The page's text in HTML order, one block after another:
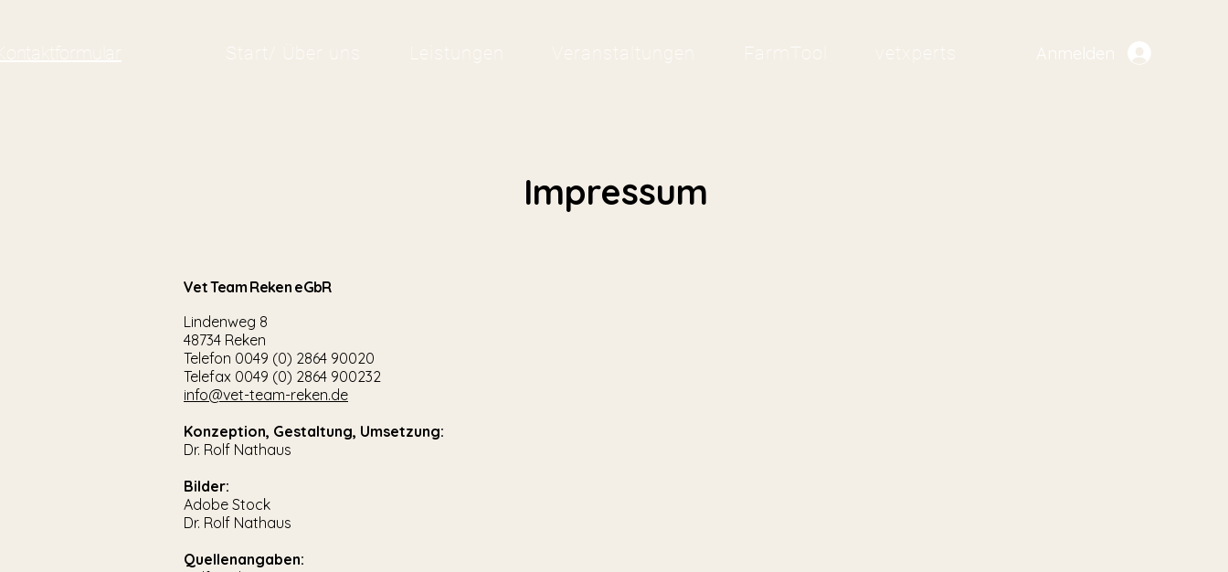
Start/ Über uns Leistungen Veranstaltungen FarmTool vetxperts Anmelden
Impressum
Vet Team Reken eGbR
Lindenweg 8
48734 Reken
Telefon 0049 (0) 2864 90020
Telefax 0049 (0) 2864 900232
info@vet-team-reken.de
Konzeption, Gestaltung, Umsetzung:
Dr. Rolf Nathaus
Bilder:
Adobe Stock
Dr. Rolf Nathaus
Quellenangaben: